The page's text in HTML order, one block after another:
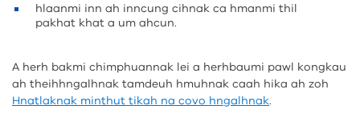
hlaanmi inn ah inncung cihnak ca hmanmi thil
pakhat khat a um ahcun.
A herh bakmi chimphuannak lei a herhbaumi pawl kongkau
ah theihhngalhnak tamdeuh hmuhnak caah hika ah zoh
Hnatlaknak minthut tikah na covo hngalhnak.